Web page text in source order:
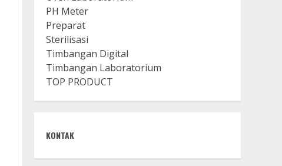
PH Meter
Preparat
Sterilisasi
Timbangan Digital
Timbangan Laboratorium
TOP PRODUCT
KONTAK